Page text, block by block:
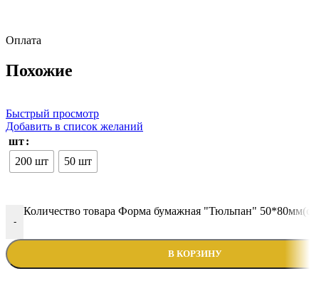
Оплата
Похожие
Быстрый просмотр
Добавить в список желаний
шт
200 шт
50 шт
-
Количество товара Форма бумажная "Тюльпан"
В КОРЗИНУ